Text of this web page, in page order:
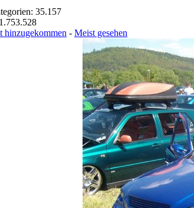
35.157
hinzugekommen - Meist gesehen